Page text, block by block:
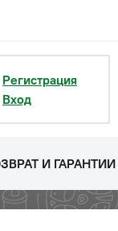
Регистрация
Вход
И ГАРАНТИИ